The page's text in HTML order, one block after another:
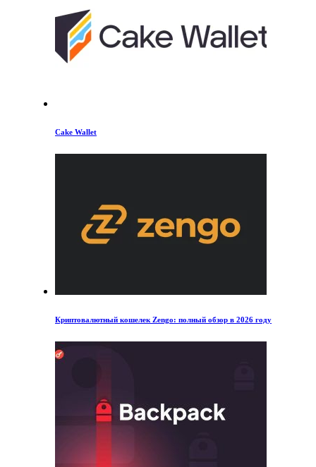
Cake Wallet
Криптовалютный кошелек Zengo: полный обзор в 2026 году